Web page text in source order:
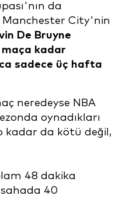
da
Manchester City'nin
De Bruyne
kadar
sadece üç hafta
neredeyse NBA
oynadıkları
kadar da kötü değil,
48 dakika
40